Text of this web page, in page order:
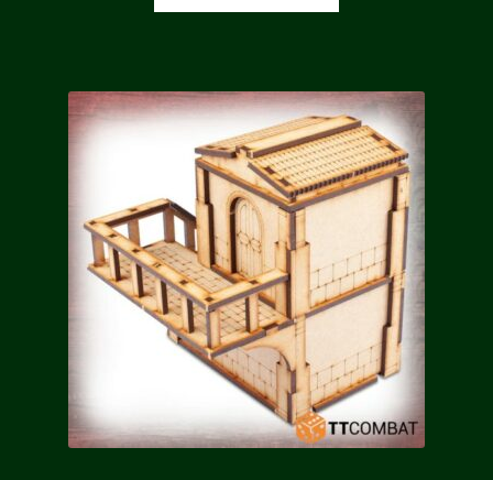
était :
est :